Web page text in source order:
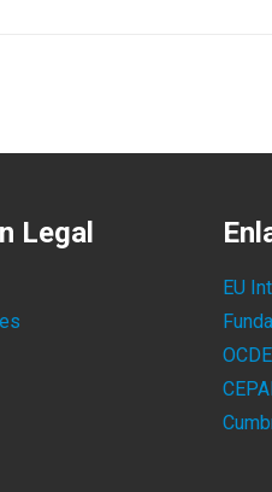
Legal
EU